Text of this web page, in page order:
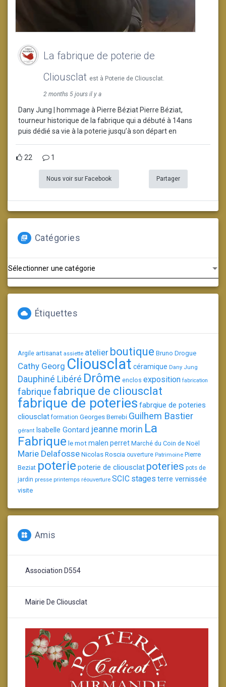
La fabrique de poterie de
Cliousclat est à Poterie de Cliousclat.
2 months 5 jours il y a
Dany Jung | hommage à Pierre Béziat Pierre Béziat,
tourneur historique de la fabrique qui a débuté à 14ans
puis dédié sa vie à la poterie jusqu’à son départ en
22 1
Nous voir sur Facebook Partager
Catégories
Étiquettes
Argile artisanat assiette atelier boutique Bruno Drogue
Cathy Georg Cliousclat céramique Dany Jung
Dauphiné Libéré Drôme enclos exposition fabrication
fabrique fabrique de cliousclat
fabrique de poteries fabrqiue de poteries
cliousclat formation Georges Berrebi Guilhem Bastier
gérant Isabelle Gontard jeanne morin La
Fabrique le motmalen perret Marché du Coin de Noël
Marie DelafosseNicolas Roscia ouverture Patrimoine Pierre
Beziat poterie poterie de cliousclat poteries pots de
jardin presse printemps réouverture SCIC stages terre vernissée
visite
Amis
Association D554
Mairie De Cliousclat